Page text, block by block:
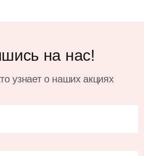
на нас!
узнает о наших акциях